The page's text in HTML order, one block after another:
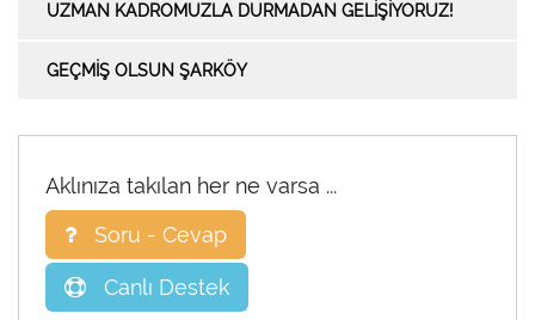
UZMAN KADROMUZLA DURMADAN GELIŞIYORUZ!
GEÇMİŞ OLSUN ŞARKÖY
Aklınıza takılan her ne varsa ...
Soru - Cevap
Canlı Destek